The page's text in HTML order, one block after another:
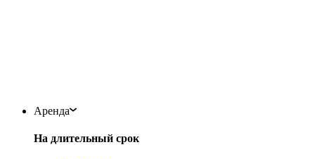
Аренда
На длительный срок